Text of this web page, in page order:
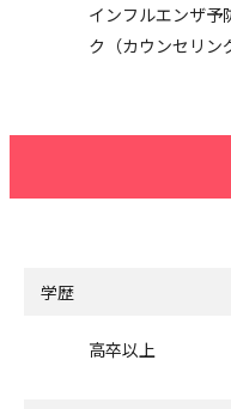
インフルエンザ予
ク（カウンセリン
学歴
高卒以上